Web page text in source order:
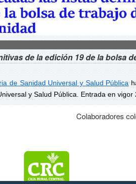
de la edición 19 de la bolsa
de Sanidad Universal y Salud Pública
y Salud Pública. Entrada en vigor
Colaboradores